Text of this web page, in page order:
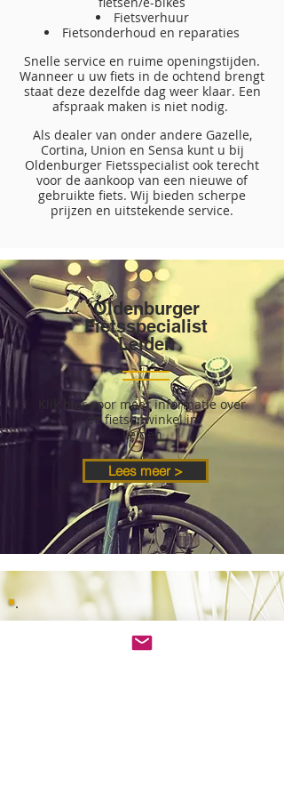
Fietsverhuur
Fietsonderhoud en reparaties
Snelle service en ruime openingstijden.
Wanneer u uw fiets in de ochtend brengt
staat deze dezelfde dag weer klaar. Een
afspraak maken is niet nodig.
Als dealer van onder andere Gazelle,
Cortina, Union en Sensa kunt u bij
Oldenburger Fietsspecialist ook terecht
voor de aankoop van een nieuwe of
gebruikte fiets. Wij bieden scherpe
prijzen en uitstekende service.
Oldenburger
Fietsspecialist​
Leiden
Klik hier voor meer informatie over
de fietsenwinkel in
Leiden
Lees meer >
FIETS HUREN
LEIDEN